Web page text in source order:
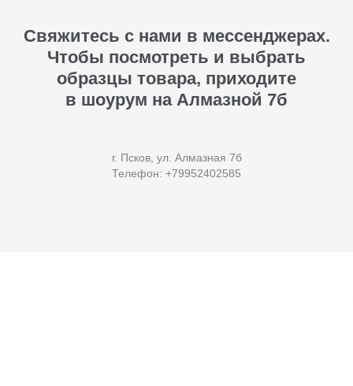
Свяжитесь с нами в мессенджерах.
Чтобы посмотреть и выбрать
образцы товара, приходите
в шоурум на Алмазной 7б
г. Псков, ул. Алмазная 7б
Телефон: +79952402585